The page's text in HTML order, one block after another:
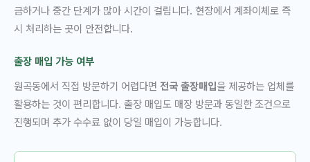
금하거나 중간 단계가 많아 시간이 걸립니다. 현장에서 계좌이체로 즉
시 처리하는 곳이 안전합니다.
출장 매입 가능 여부
원곡동에서 직접 방문하기 어렵다면 전국 출장매입을 제공하는 업체를
활용하는 것이 편리합니다. 출장 매입도 매장 방문과 동일한 조건으로
진행되며 추가 수수료 없이 당일 매입이 가능합니다.